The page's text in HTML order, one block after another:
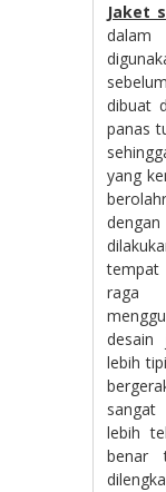
Jaket
dalam
dibuat
panas
yang
tempat
raga
desain
lebih
lebih
benar